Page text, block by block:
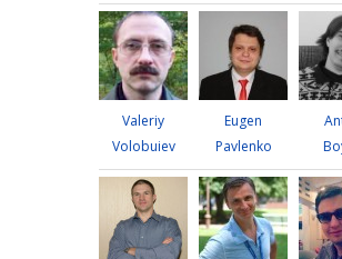
Valeriy
Volobuiev
Eugen
Pavlenko